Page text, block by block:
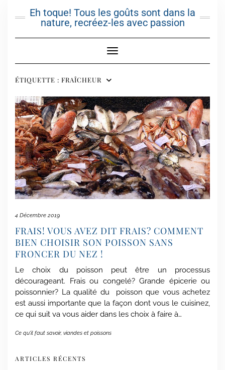
Eh toque! Tous les goûts sont dans la
nature, recréez-les avec passion
Toggle Navigation
ÉTIQUETTE : FRAÎCHEUR
4 Décembre 2019
FRAIS! VOUS AVEZ DIT FRAIS? COMMENT
BIEN CHOISIR SON POISSON SANS
FRONCER DU NEZ !
Le choix du poisson peut être un processus
décourageant. Frais ou congelé? Grande épicerie ou
poissonnier? La qualité du poisson que vous achetez
est aussi importante que la façon dont vous le cuisinez,
ce qui suit va vous aider dans les choix à faire à…
Ce qu'il faut savoir, viandes et poissons
ARTICLES RÉCENTS